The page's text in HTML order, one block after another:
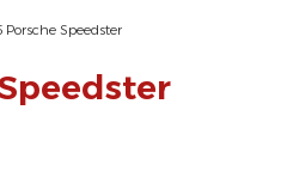
Porsche Speedster